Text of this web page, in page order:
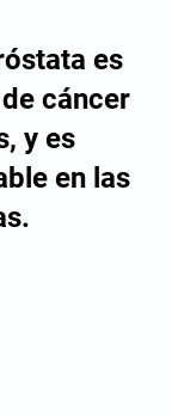
es
cáncer
y es
en las